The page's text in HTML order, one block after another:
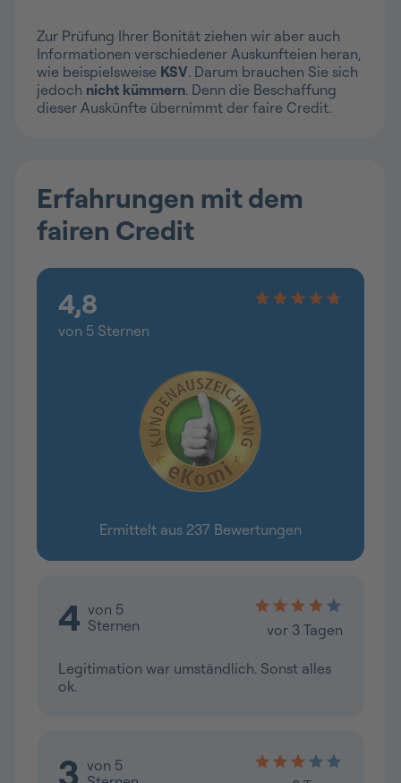
Zur Prüfung Ihrer Bonität ziehen wir aber auch
Informationen verschiedener Auskunfteien heran,
wie beispielsweise KSV. Darum brauchen Sie sich
jedoch nicht kümmern. Denn die Beschaffung
dieser Auskünfte übernimmt der faire Credit.
Erfahrungen mit dem
fairen Credit